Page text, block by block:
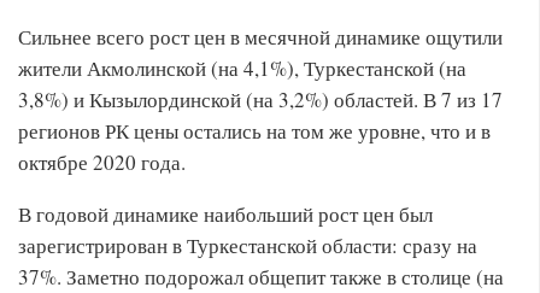
Сильнее всего рост цен в месячной динамике ощутили
жители Акмолинской (на 4,1%), Туркестанской (на
3,8%) и Кызылординской (на 3,2%) областей. В 7 из 17
регионов РК цены остались на том же уровне, что и в
октябре 2020 года.
В годовой динамике наибольший рост цен был
зарегистрирован в Туркестанской области: сразу на
37%. Заметно подорожал общепит также в столице (на